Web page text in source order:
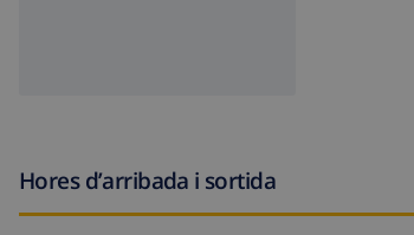
Hores d’arribada i sortida